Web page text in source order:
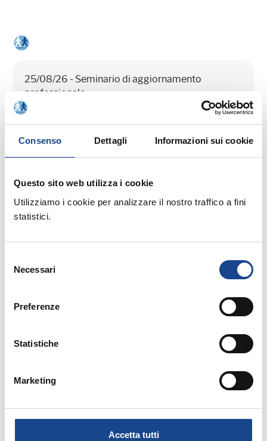
Consenso Dettagli Informazioni sui cookie
Questo sito web utilizza i cookie
Utilizziamo i cookie per analizzare il nostro traffico a fini
statistici.
delNecessari
Preferenze
Statistiche
Marketing
Accetta tutti
25/08/26 - Seminario di aggiornamento
professionale
CASTEL SAN PIETRO TERME (BO) -
Estate all'ombra dei cipressi
03/09/26 - Seminario di aggiornamento
CASTEL SAN PIETRO TERME (BO) -
La cittadinanza italiana dopo la legge
74/2025